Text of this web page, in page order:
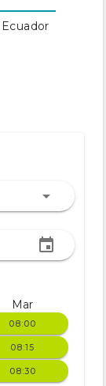
Mar
08:00
08:15
08:30